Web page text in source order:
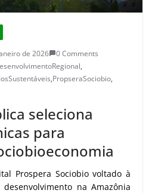
de 2026
0 Comments
,
,PropseraSociobio,
seleciona
para
Prospera Sociobio voltado à
na Amazônia